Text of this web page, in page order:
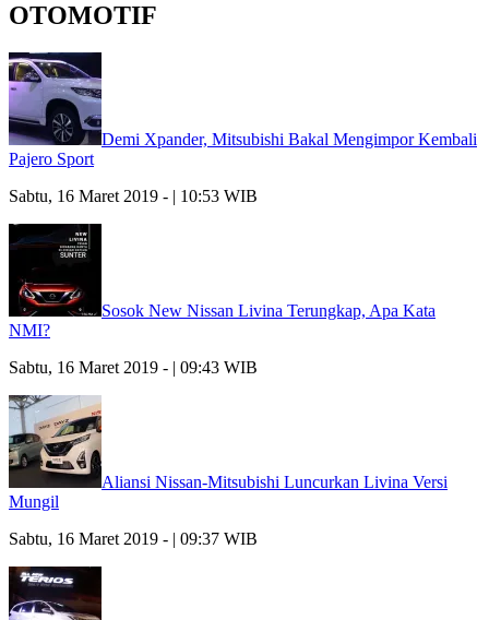
OTOMOTIF
Demi Xpander, Mitsubishi Bakal Mengimpor Kembali
Pajero Sport
Sabtu, 16 Maret 2019 - | 10:53 WIB
Sosok New Nissan Livina Terungkap, Apa Kata
NMI?
Sabtu, 16 Maret 2019 - | 09:43 WIB
Aliansi Nissan-Mitsubishi Luncurkan Livina Versi
Mungil
Sabtu, 16 Maret 2019 - | 09:37 WIB